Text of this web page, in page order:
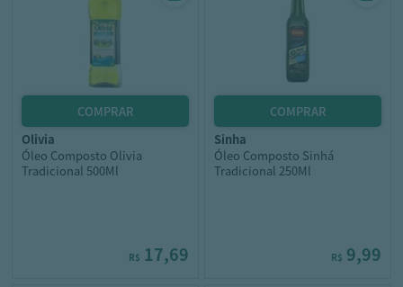
olivia
Óleo Composto Olivia
Tradicional 500Ml
R$ 17,69
sinha
Óleo Composto Sinhá
Tradicional 250Ml
R$ 9,99